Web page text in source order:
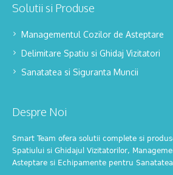
Solutii si Produse
Managementul Cozilor de Asteptare
Delimitare Spatiu si Ghidaj Vizitatori
Sanatatea si Siguranta Muncii
Despre Noi
Smart Team ofera solutii complete si
Spatiului si Ghidajul Vizitatorilor,
Asteptare si Echipamente pentru